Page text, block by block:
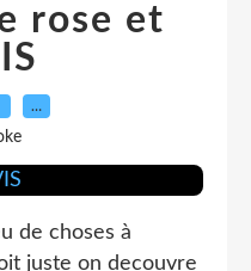
rose et
…
de choses à
juste on decouvre